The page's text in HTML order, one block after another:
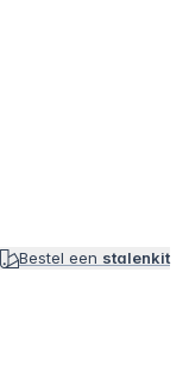
Bestel een stalenkit